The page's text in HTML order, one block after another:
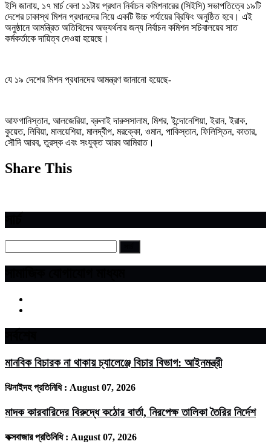
ইসি জানায়, ১৭ মার্চ বেলা ১১টায় প্রধান নির্বাচন কমিশনারের (সিইসি) সভাপতিত্বে ১৯টি
দেশের ঢাকাস্থ মিশন প্রধানদের নিয়ে একটি উচ্চ পর্যায়ের ব্রিফিং অনুষ্ঠিত হবে। এই
অনুষ্ঠানে আমন্ত্রিত অতিথিদের অভ্যর্থনার জন্য নির্বাচন কমিশন সচিবালয়ের সাত
কর্মকর্তাকে দায়িত্ব দেওয়া হয়েছে।
যে ১৯ দেশের মিশন প্রধানদের আমন্ত্রণ জানানো হয়েছে-
আফগানিস্তান, আলজেরিয়া, ব্রুনাই দারুসসালাম, মিশর, ইন্দোনেশিয়া, ইরান, ইরাক,
কুয়েত, লিবিয়া, মালয়েশিয়া, মালদ্বীপ, মরক্কো, ওমান, পাকিস্তান, ফিলিস্তিন, কাতার,
সৌদি আরব, তুরস্ক এবং সংযুক্ত আরব আমিরাত।
Share This
মানবিক বিচারক না থাকায় চ্যালেঞ্জে বিচার বিভাগ: আইনমন্ত্রী
ঝিনাইদহ প্রতিনিধি : August 07, 2026
মাদক কারবারিদের বিরুদ্ধে কঠোর বার্তা, নিরপেক্ষ তালিকা তৈরির নির্দেশ
কক্সবাজার প্রতিনিধি : August 07, 2026